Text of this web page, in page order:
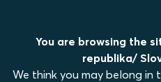
You are browsing the
republika/
We think you may belong in